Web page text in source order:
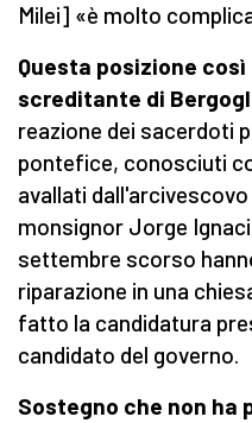
Milei] «è molto
Questa posizione
screditante di
reazione dei sacerdoti
pontefice, conosciuti
avallati
monsignor Jorge
settembre scorso
riparazione in una
fatto la candidatura
candidato del governo.
Sostegno che non